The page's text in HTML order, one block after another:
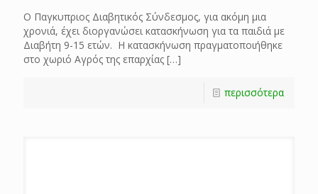
Ο Παγκυπριος Διαβητικός Σύνδεσμος, για ακόμη μια
χρονιά, έχει διοργανώσει κατασκήνωση για τα παιδιά με
Διαβήτη 9-15 ετών. Η κατασκήνωση πραγματοποιήθηκε
στο χωριό Αγρός της επαρχίας […]
περισσότερα